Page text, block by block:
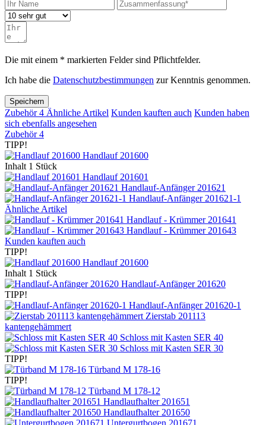
Die mit einem * markierten Felder sind Pflichtfelder.
Ich habe die Datenschutzbestimmungen zur Kenntnis genommen.
Speichern
Zubehör4 Ähnliche Artikel Kunden kauften auch Kunden haben
sich ebenfalls angesehen
Zubehör4
TIPP!
Handlauf 201600
Inhalt 1 Stück
Handlauf 201601
Handlauf-Anfänger 201621
Handlauf-Anfänger 201621-1
Ähnliche Artikel
Handlauf - Krümmer 201641
Handlauf - Krümmer 201643
Kunden kauften auch
TIPP!
Handlauf 201600
Inhalt 1 Stück
Handlauf-Anfänger 201620
TIPP!
Handlauf-Anfänger 201620-1
Zierstab 201113
kantengehämmert
Schloss mit Kasten SER 40
Schloss mit Kasten SER 30
TIPP!
Türband M 178-16
TIPP!
Türband M 178-12
Handlaufhalter 201651
Handlaufhalter 201650
Untergurtbogen 201671